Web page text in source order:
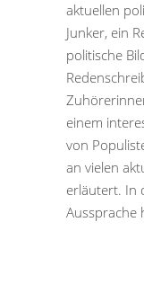
aktuellen
Junker, ein
politische
einem
von
an vielen
erläutert. In
Aussprache